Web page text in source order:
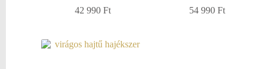
42 990 Ft
54 990 Ft